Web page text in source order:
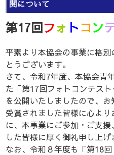
開について
第17回フォ トコン
平素より本協会の事業に格
とうございます。
さて、令和7年度、本協会青
た「第17回フォトコンテス
を公開いたしましたので、お
受賞されました皆様に心よ
に、本事業にご参加・ご支
した皆様に厚く御礼申し上げ
なお、令和８年度も「第18